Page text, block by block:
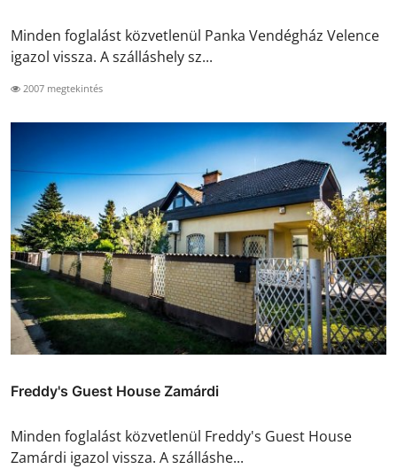
Minden foglalást közvetlenül Panka Vendégház Velence
igazol vissza. A szálláshely sz...
2007 megtekintés
Freddy's Guest House Zamárdi
Minden foglalást közvetlenül Freddy's Guest House
Zamárdi igazol vissza. A szálláshe...